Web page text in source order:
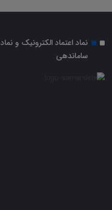
نماد اعتماد الکترونیک و نماد
ساماندهی